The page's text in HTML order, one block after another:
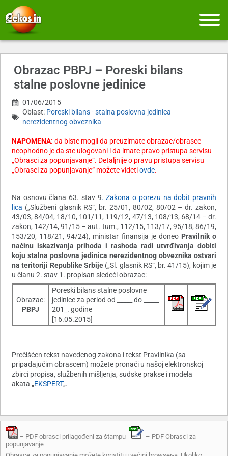
Obrazac PBPJ – Poreski bilans
stalne poslovne jedinice
01/06/2015
Oblast: Poreski bilans - stalna poslovna jedinica
nerezidentnog obveznika
NAPOMENA: da biste mogli da preuzimate obrazac/obrasce
neophodno je da ste ulogovani i da imate pravo pristupa servisu
„Obrasci za popunjavanje“. Detaljnije o pravu pristupa servisu
„Obrasci za popunjavanje“ možete videtiovde.
Na osnovu člana 63. stav 9. Zakona o porezu na dobit pravnih
lica („Službeni glasnik RS“, br. 25/01, 80/02, 80/02 – dr. zakon,
43/03, 84/04, 18/10, 101/11, 119/12, 47/13, 108/13, 68/14 – dr.
zakon, 142/14, 91/15 – aut. tum., 112/15, 113/17, 95/18, 86/19,
153/20, 118/21, 94/24), ministar finansija je doneoPravilnik o
načinu iskazivanja prihoda i rashoda radi utvrđivanja dobiti
koju stalna poslovna jedinica nerezidentnog obveznika ostvari
na teritoriji Republike Srbije(„Sl. glasnik RS“, br. 41/15), kojim je
u članu 2. stav 1. propisan sledeći obrazac:
Obrazac:
PBPJ
Poreski bilans stalne poslovne
jedinice za period od _____ do _____
201_. godine
[16.05.2015]
Prečišćen tekst navedenog zakona i tekst Pravilnika (sa
pripadajućim obrascem) možete pronaći u našoj elektronskoj
zbirci propisa, službenih mišljenja, sudske prakse i modela
akata „EKSPERT„.
– PDF obrasci prilagođeni za štampu
– PDF Obrasci za
popunjavanje